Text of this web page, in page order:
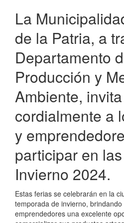
La
de la Patria, a
Departamento
Producción y
Ambiente, invita
cordialmente a
y
participar en
Invierno 2024.
Estas ferias se celebrarán en la
temporada de invierno,
emprendedores una excelente